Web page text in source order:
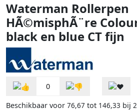
Waterman Rollerpen
HÃ©misphÃ¨re
black en blue CT fijn
0
Beschikbaar voor 76,67 tot 146,33 bij 2